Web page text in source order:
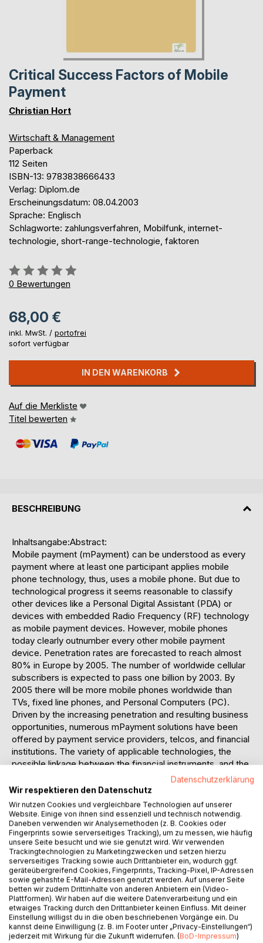
Critical Success Factors of Mobile
Payment
Christian Hort
Wirtschaft & Management
Paperback
112 Seiten
ISBN-13: 9783838666433
Verlag: Diplom.de
Erscheinungsdatum: 08.04.2003
Sprache: Englisch
Schlagworte: zahlungsverfahren, Mobilfunk, internet-
technologie, short-range-technologie, faktoren
Bewertung::
0%
0 Bewertungen
68,00 €
inkl. MwSt. / portofrei
sofort verfügbar
IN DEN WARENKORB
Auf die Merkliste
Titel bewerten
BESCHREIBUNG
Inhaltsangabe:Abstract:
Mobile payment (mPayment) can be understood as every
payment where at least one participant applies mobile
phone technology, thus, uses a mobile phone. But due to
technological progress it seems reasonable to classify
other devices like a Personal Digital Assistant (PDA) or
devices with embedded Radio Frequency (RF) technology
as mobile payment devices. However, mobile phones
today clearly outnumber every other mobile payment
device. Penetration rates are forecasted to reach almost
80% in Europe by 2005. The number of worldwide cellular
subscribers is expected to pass one billion by 2003. By
2005 there will be more mobile phones worldwide than
TVs, fixed line phones, and Personal Computers (PC).
Driven by the increasing penetration and resulting business
opportunities, numerous mPayment solutions have been
offered by payment service providers, telcos, and financial
institutions. The variety of applicable technologies, the
possible linkage between the financial instruments, and the
mPayment device combined with different payment
scenarios offer a wide landscape of mPayment solutions.
Besides technology, questions dealing with consumer
expectations, factors thriving or inhibiting a widespread
adoption, and with it related penetration strategies for
payment service providers have to be carefully researched
to develop a successful mPayment.
Based on diverse motivations and influenced by recent
technology development banks, telcos and start-up
companies endeavour to build a successful mPayment that
meets the expectations of consumers and merchants. The
research question of this paper focuses on factors that
can be identified as crucial to drive the success of mobile
payment systems. Therefore, the first goal is to give an
Datenschutzerklärung
Wir respektieren den Datenschutz
Wir nutzen Cookies und vergleichbare Technologien auf unserer
Website. Einige von ihnen sind essenziell und technisch notwendig.
Daneben verwenden wir Analysemethoden (z. B. Cookies oder
Fingerprints sowie serverseitiges Tracking), um zu messen, wie häufig
unsere Seite besucht und wie sie genutzt wird. Wir verwenden
Trackingtechnologien zu Marketingzwecken und setzen hierzu
serverseitiges Tracking sowie auch Drittanbieter ein, wodurch ggf.
geräteübergreifend Cookies, Fingerprints, Tracking-Pixel, IP-Adressen
sowie gehashte E-Mail-Adressen genutzt werden. Auf unserer Seite
betten wir zudem Drittinhalte von anderen Anbietern ein (Video-
Plattformen). Wir haben auf die weitere Datenverarbeitung und ein
etwaiges Tracking durch den Drittanbieter keinen Einfluss. Mit deiner
Einstellung willigst du in die oben beschriebenen Vorgänge ein. Du
kannst deine Einwilligung (z. B. im Footer unter „Privacy-Einstellungen“)
jederzeit mit Wirkung für die Zukunft widerrufen. (BoD-Impressum)